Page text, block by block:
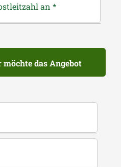
an *
das Angebot